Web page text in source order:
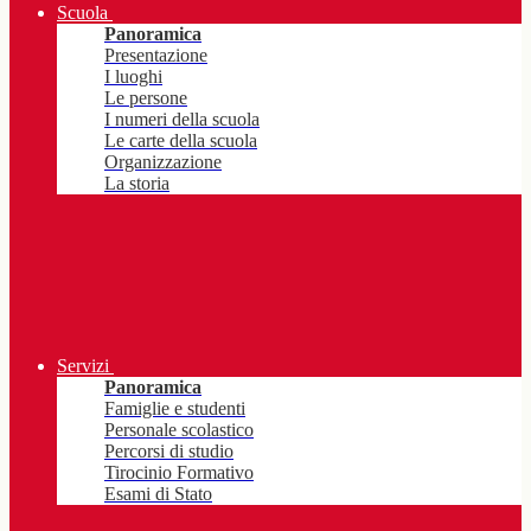
Scuola
Panoramica
Presentazione
I luoghi
Le persone
I numeri della scuola
Le carte della scuola
Organizzazione
La storia
Servizi
Panoramica
Famiglie e studenti
Personale scolastico
Percorsi di studio
Tirocinio Formativo
Esami di Stato